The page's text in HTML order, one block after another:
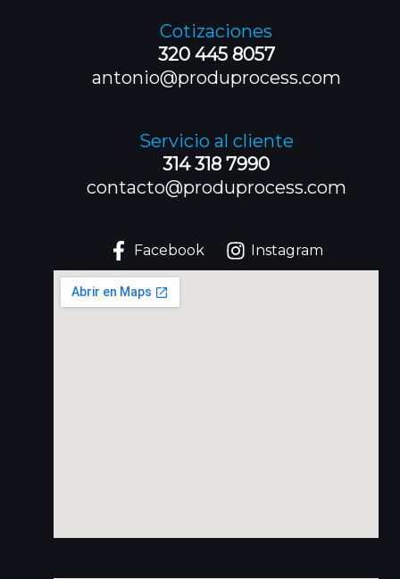
Cotizaciones
320 445 8057
antonio@produprocess.com
Servicio al cliente
314 318 7990
contacto@produprocess.com
Facebook Instagram